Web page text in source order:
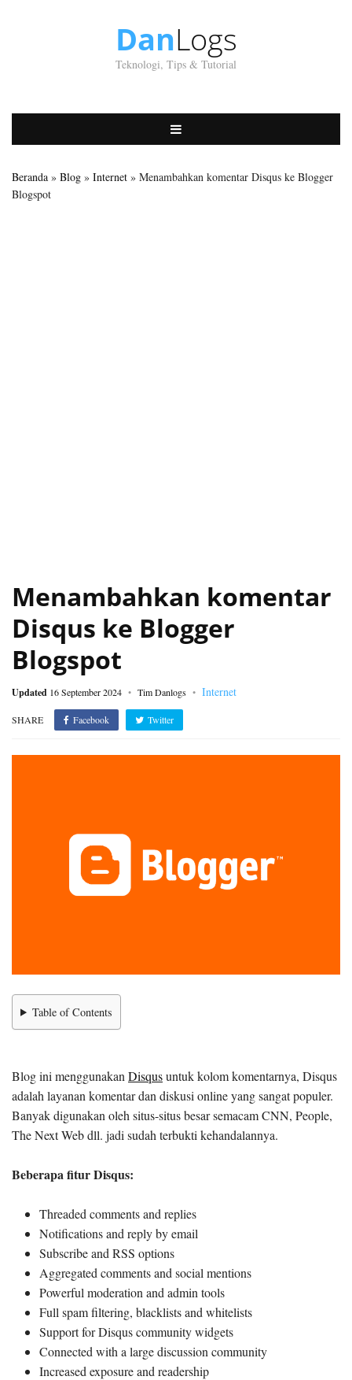
DanLogs
Teknologi, Tips & Tutorial
Beranda » Blog » Internet » Menambahkan komentar Disqus ke Blogger
Blogspot
Menambahkan komentar
Disqus ke Blogger
Blogspot
Updated 16 September 2024 Tim Danlogs Internet
SHARE Facebook Twitter
Table of Contents
Blog ini menggunakanDisqusuntuk kolom komentarnya, Disqus
adalah layanan komentar dan diskusi online yang sangat populer.
Banyak digunakan oleh situs-situs besar semacam CNN, People,
The Next Web dll. jadi sudah terbukti kehandalannya.
Beberapa fitur Disqus:
Threaded comments and replies
Notifications and reply by email
Subscribe and RSS options
Aggregated comments and social mentions
Powerful moderation and admin tools
Full spam filtering, blacklists and whitelists
Support for Disqus community widgets
Connected with a large discussion community
Increased exposure and readership